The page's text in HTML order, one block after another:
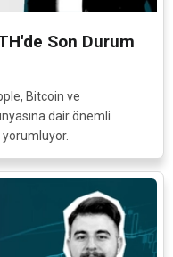
Son Durum
Bitcoin ve
dair önemli